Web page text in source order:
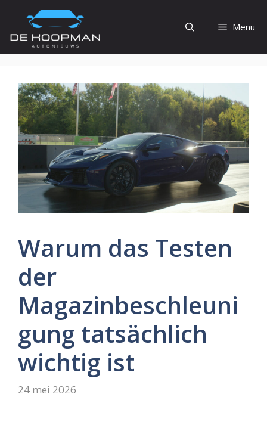
de
inhoud
Menu
Warum das Testen
der
Magazinbeschleuni
gung tatsächlich
wichtig ist
24 mei 2026